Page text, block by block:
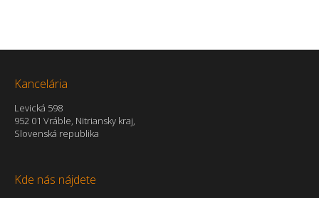
Kancelária
Levická 598
952 01 Vráble, Nitriansky kraj,
Slovenská republika
Kde nás nájdete